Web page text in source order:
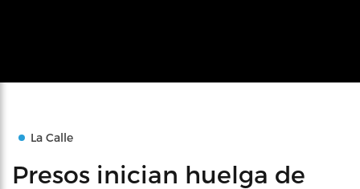
La Calle
Presos inician huelga de